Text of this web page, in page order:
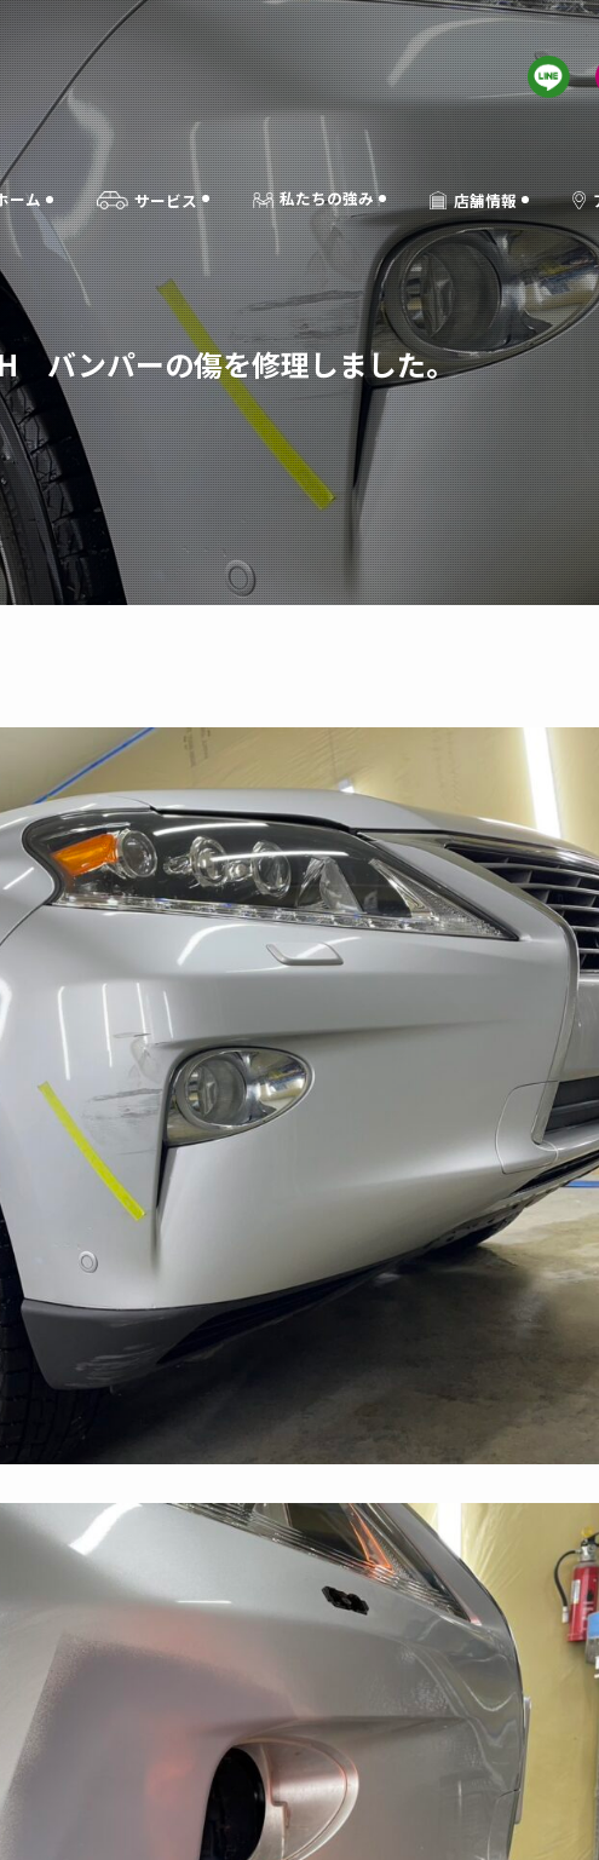
ーム サービス 私たちの強み 店舗情報
バンパーの傷を修理しました。